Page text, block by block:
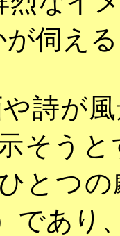
伺え
や詩が
そう
とつ
であり